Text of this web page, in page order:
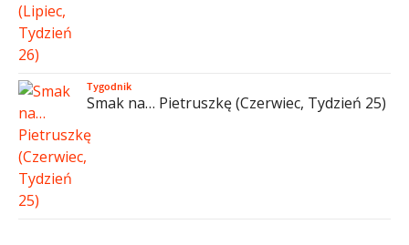
Tygodnik
Smak na… Pietruszkę (Czerwiec, Tydzień 25)